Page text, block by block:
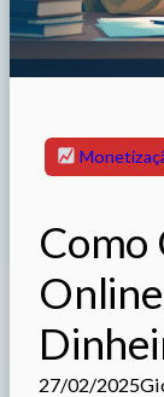
Como
27/02/2025